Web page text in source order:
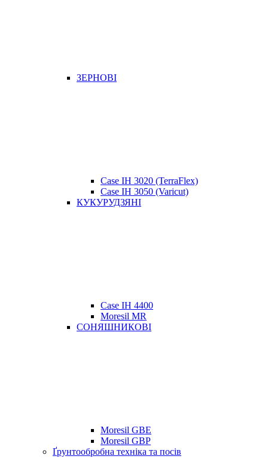
ЗЕРНОВІ
Case IH 3020 (TerraFlex)
Case IH 3050 (Varicut)
КУКУРУДЗЯНІ
Case IH 4400
Moresil MR
СОНЯШНИКОВІ
Moresil GBE
Moresil GBP
Ґрунтообробна техніка та посів